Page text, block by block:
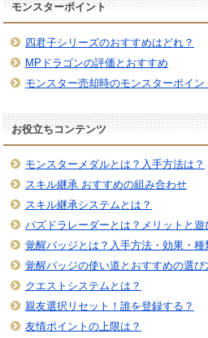
モンスターポイント
四君子シリーズのおすすめはどれ？
MPドラゴンの評価とおすすめ
モンスター売却時のモンスターポイン
お役立ちコンテンツ
モンスターメダルとは？入手方法は？
スキル継承 おすすめの組み合わせ
スキル継承システムとは？
パズドラレーダーとは？メリットと遊
覚醒バッジとは？入手方法・効果・種
覚醒バッジの使い道とおすすめの選び
クエストシステムとは？
親友選択リセット！誰を登録する？
友情ポイントの上限は？